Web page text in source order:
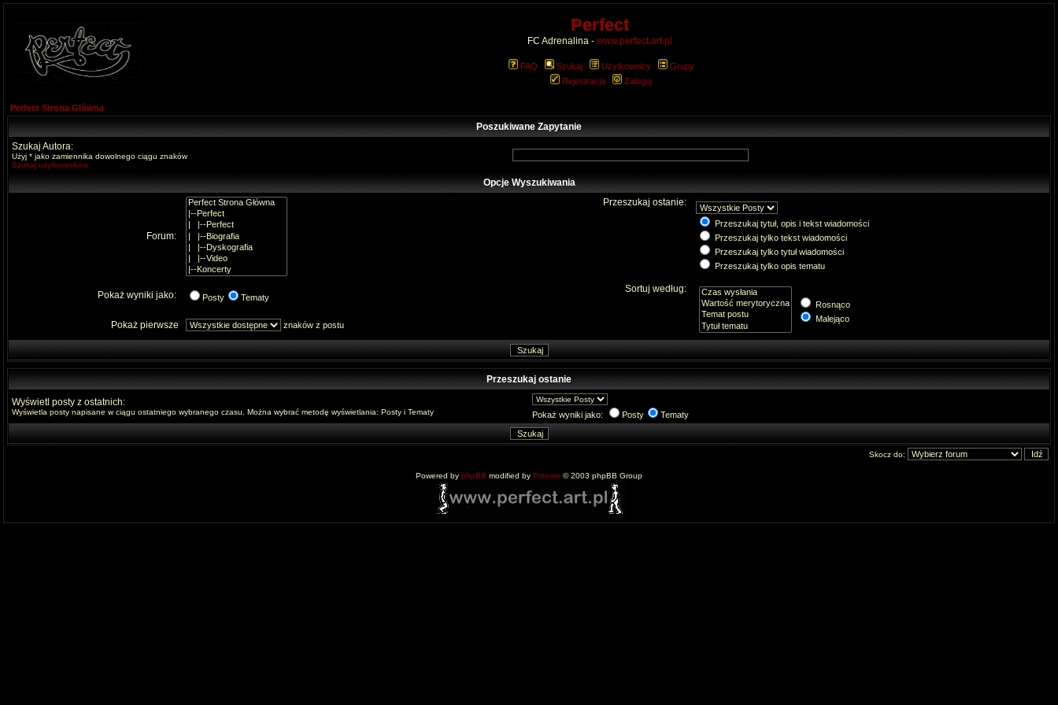
Perfect
FC Adrenalina - www.perfect.art.pl
FAQ Szukaj Użytkownicy
Grupy
Rejestracja
Zaloguj
Perfect Strona Główna
Poszukiwane Zapytanie
Szukaj Autora:
Użyj * jako zamiennika dowolnego ciągu znaków
Szukaj użytkowników
Opcje Wyszukiwania
Forum:
Przeszukaj ostanie:
Przeszukaj tytuł, opis i tekst wiadomości
Przeszukaj tylko tekst wiadomości
Przeszukaj tylko tytuł wiadomości
Przeszukaj tylko opis tematu
Pokaż wyniki jako: Posty Tematy
Sortuj według:
Rosnąco
Malejąco
Pokaż pierwsze znaków z postu
Przeszukaj ostanie
Wyświetl posty z ostatnich:
Wyświetla posty napisane w ciągu ostatniego wybranego czasu. Można wybrać metodę wyświetlania: Posty i Tematy Pokaż wyniki jako: Posty Tematy
Skocz do:
Powered by phpBB modified by Przemo © 2003 phpBB Group